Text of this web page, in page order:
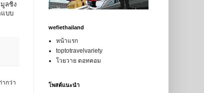
ลชิง
แบบ
ากว่า
wefiethailand
หน้าแรก
toptotravelvariety
โวยวาย ดอทคอม
โพสต์แนะนำ